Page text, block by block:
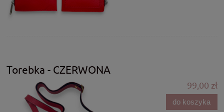
Torebka - CZERWONA
99,00 zł
do koszyka